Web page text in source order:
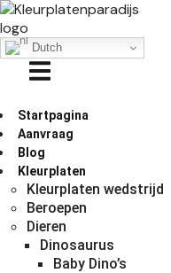
Dutch
Startpagina
Aanvraag
Blog
Kleurplaten
Kleurplaten wedstrijd
Beroepen
Dieren
Dinosaurus
Baby Dino’s